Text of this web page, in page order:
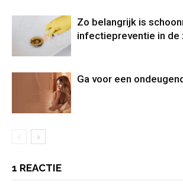
Zo belangrijk is
infectiepreventie in
Ga voor een
1 REACTIE